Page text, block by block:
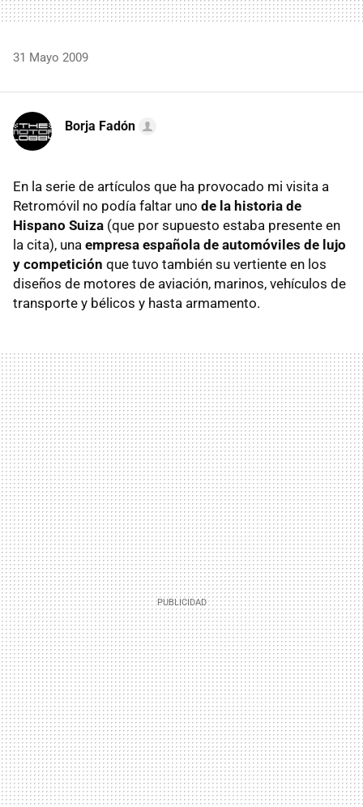
31 Mayo 2009
Borja Fadón
En la serie de artículos que ha provocado mi visita a
Retromóvil no podía faltar uno de la historia de
Hispano Suiza (que por supuesto estaba presente en
la cita), una empresa española de automóviles de lujo
y competición que tuvo también su vertiente en los
diseños de motores de aviación, marinos, vehículos de
transporte y bélicos y hasta armamento.